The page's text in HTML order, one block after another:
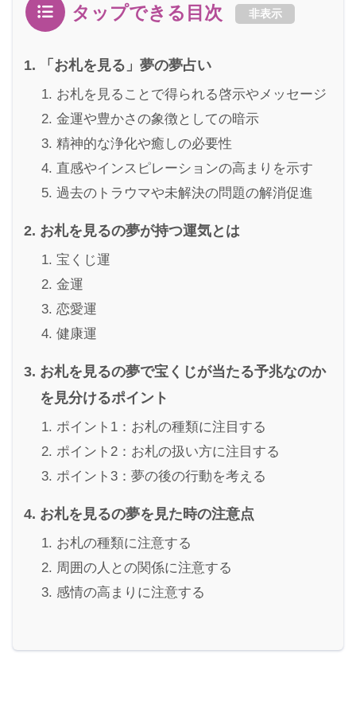
タップできる目次 非表示
「お札を見る」夢の夢占い
お札を見ることで得られる啓示やメッセージ
金運や豊かさの象徴としての暗示
精神的な浄化や癒しの必要性
直感やインスピレーションの高まりを示す
過去のトラウマや未解決の問題の解消促進
お札を見るの夢が持つ運気とは
宝くじ運
金運
恋愛運
健康運
お札を見るの夢で宝くじが当たる予兆なのか
を見分けるポイント
ポイント1：お札の種類に注目する
ポイント2：お札の扱い方に注目する
ポイント3：夢の後の行動を考える
お札を見るの夢を見た時の注意点
お札の種類に注意する
周囲の人との関係に注意する
感情の高まりに注意する